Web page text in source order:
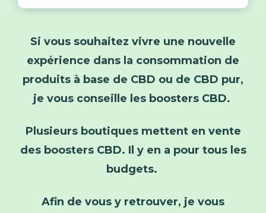
Si vous souhaitez vivre une nouvelle
expérience dans la consommation de
produits à base de CBD ou de CBD pur,
je vous conseille les boosters CBD.
Plusieurs boutiques mettent en vente
des boosters CBD. Il y en a pour tous les
budgets.
Afin de vous y retrouver, je vous